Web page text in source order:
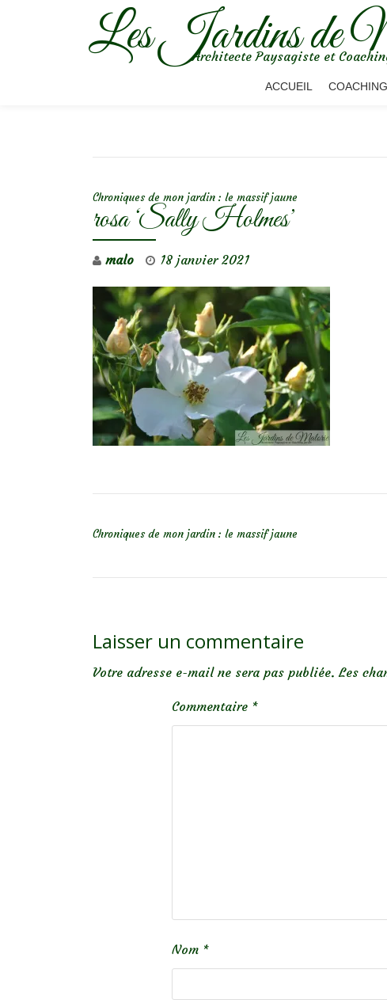
Les Jardins de
Architecte Paysagiste et
ACCUEIL
Chroniques de mon jardin : le massif jaune
rosa ‘Sally Holmes’
malo 18 janvier 2021
Chroniques de mon jardin : le massif jaune
Laisser un commentaire
Votre adresse e-mail ne sera pas publiée. Les
Commentaire *
Nom *